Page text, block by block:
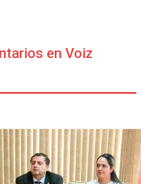
en Voiz